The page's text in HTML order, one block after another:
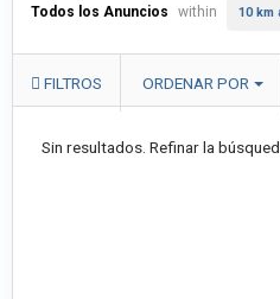
Todos los Anuncios within 10 km
FILTROS ORDENAR POR
Sin resultados. Refinar la